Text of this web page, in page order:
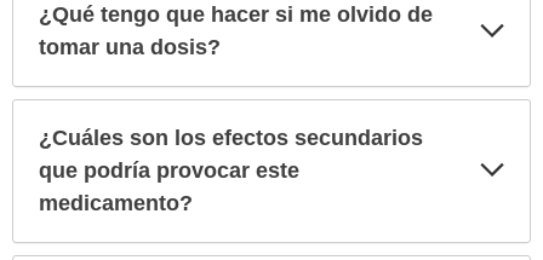
¿Qué tengo que hacer si me olvido de
tomar una dosis?
¿Cuáles son los efectos secundarios
que podría provocar este
medicamento?